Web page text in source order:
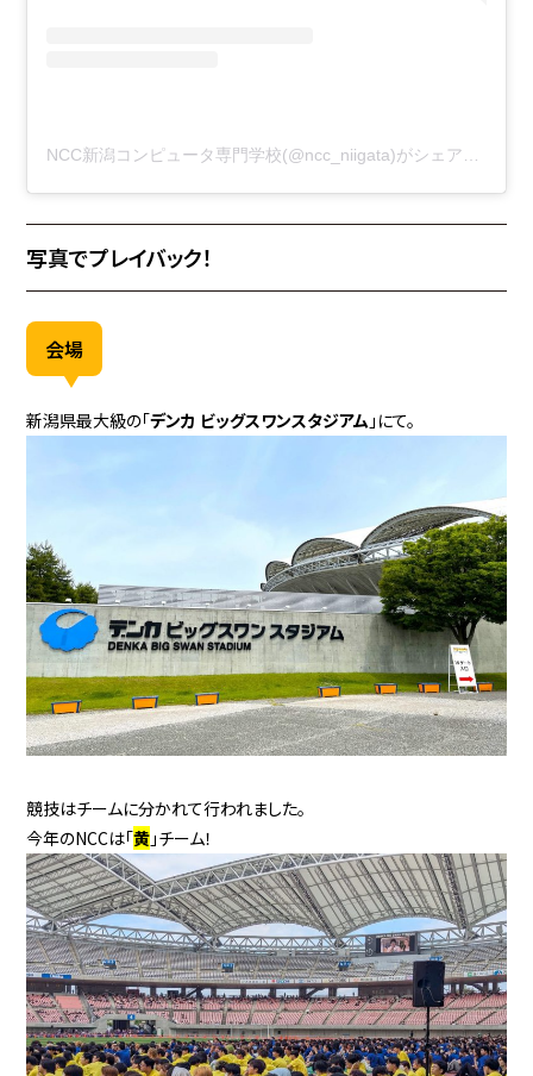
写真でプレイバック！
会場
新潟県最大級の「デンカ ビッグスワンスタジアム 」にて。
競技はチームに分かれて行われました。
今年のNCCは「黄 」チーム！